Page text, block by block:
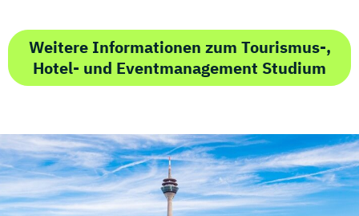
Weitere Informationen zum Tourismus-,
Hotel- und Eventmanagement Studium